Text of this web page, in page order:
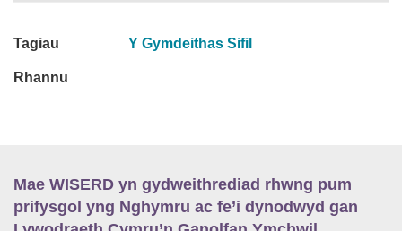
Tagiau Y Gymdeithas Sifil
Rhannu
Mae WISERD yn gydweithrediad rhwng pum
prifysgol yng Nghymru ac fe’i dynodwyd gan